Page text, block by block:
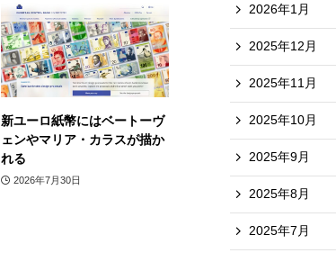
新ユーロ紙幣にはベートーヴ
ェンやマリア・カラスが描か
れる
2026年7月30日
2026年1月
2025年12月
2025年11月
2025年10月
2025年9月
2025年8月
2025年7月